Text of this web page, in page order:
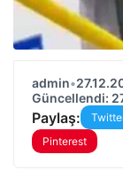
admin•
Güncellendi:
Paylaş:
Pinterest